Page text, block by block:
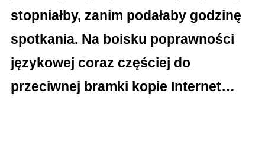
stopniałby, zanim podałaby godzinę
spotkania. Na boisku poprawności
językowej coraz częściej do
przeciwnej bramki kopie Internet…